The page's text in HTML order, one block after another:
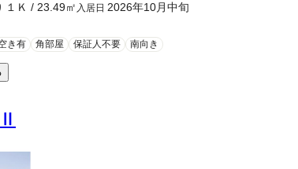
１Ｋ / 23.49㎡ 入居日 2026年10月中旬
き有 角部屋 保証人不要 南向き